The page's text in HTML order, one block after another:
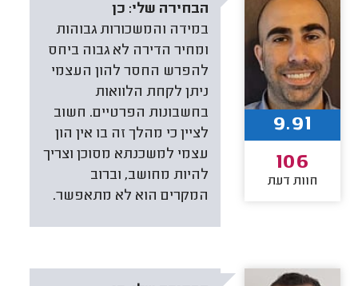
הבחירה שלי: כן
במידה והמשכורות גבוהות
ומחיר הדירה לא גבוה ביחס
להפרש החסר להון העצמי
ניתן לקחת הלוואות
בחשבונות הפרטיים. חשוב
לציין כי מהלך זה בו אין הון
עצמי למשכנתא מסוכן וצריך
להיות מחושב, וברוב
המקרים הוא לא מתאפשר.
9.91
106
חוות דעת